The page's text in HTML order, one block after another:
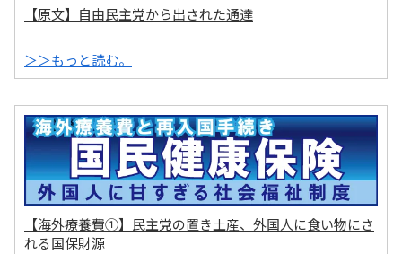
【原文】自由民主党から出された通達
＞＞もっと読む。
【海外療養費①】民主党の置き土産、外国人に食い物にさ
れる国保財源